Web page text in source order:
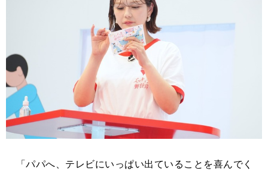
「パパへ、テレビにいっぱい出ていることを喜んでく